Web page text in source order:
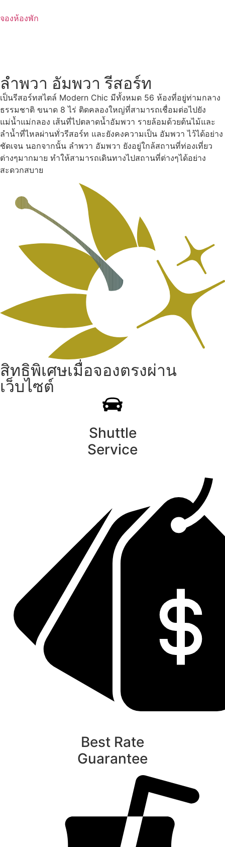
to
จองห้องพัก
ลำพวา อัมพวา รีสอร์ท
เป็นรีสอร์ทสไตล์ Modern Chic มีทั้งหมด 56 ห้องที่อยู่ท่ามกลาง
ธรรมชาติ ขนาด 8 ไร่ ติดคลองใหญ่ที่สามารถเชื่อมต่อไปยัง
แม่น้ำแม่กลอง เส้นที่ไปตลาดน้ำอัมพวา รายล้อมด้วยต้นไม้และ
ลำน้ำที่ไหลผ่านทั่วรีสอร์ท และยังคงความเป็น อัมพวา ไว้ได้อย่าง
ชัดเจน นอกจากนั้น ลำพวา อัมพวา ยังอยู่ใกล้สถานที่ท่องเที่ยว
ต่างๆมากมาย ทำให้สามารถเดินทางไปสถานที่ต่างๆได้อย่าง
สะดวกสบาย
สิทธิพิเศษเมื่อจองตรงผ่าน
เว็บไซต์
Shuttle
Service
Best Rate
Guarantee